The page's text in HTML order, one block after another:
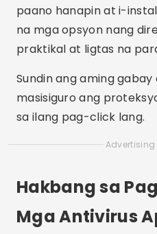
paano hanapin at i-
na mga opsyon nang
praktikal at ligtas na
Sundin ang aming
masisiguro ang
sa ilang pag-click lang.
Hakbang sa
Mga Antivirus